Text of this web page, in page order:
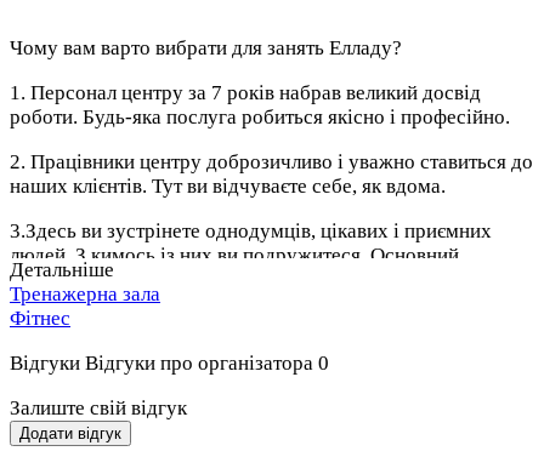
Чому вам варто вибрати для занять Елладу?
1. Персонал центру за 7 років набрав великий досвід
роботи. Будь-яка послуга робиться якісно і професійно.
2. Працівники центру доброзичливо і уважно ставиться до
наших клієнтів. Тут ви відчуваєте себе, як вдома.
3.Здесь ви зустрінете однодумців, цікавих і приємних
людей. З кимось із них ви подружитеся. Основний
контингент відвідувачів - студенти і студентки вузів міста,
а також молоді фахівці, підприємці, бізнесмени.
працювати. Оснащення регулярно оновлюється. Є
швидкий Wi-Fi. Є стоянка для автотранспорту.
5. У нас недорогі ціни, які можуть собі дозволити учні та
Детальніше
Тренажерна зала
Фітнес
Відгуки Відгуки про організатора 0
Залиште свій відгук
Додати відгук